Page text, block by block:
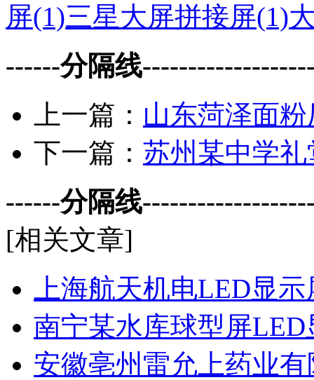
屏(1)三星大屏拼接屏(1)
------分隔线
上一篇： 山东菏泽面
下一篇： 苏州某中学
------分隔线
[相关文章]
上海航天机电LED显
南宁某水库球型屏LED
安徽亳州雷允上药业